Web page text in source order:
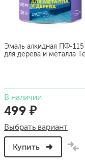
штукатурки
деревянного пола
Эмаль алкидная ПФ-115
для дерева и металла
В наличии
499 ₽
Выбрать вариант
Купить